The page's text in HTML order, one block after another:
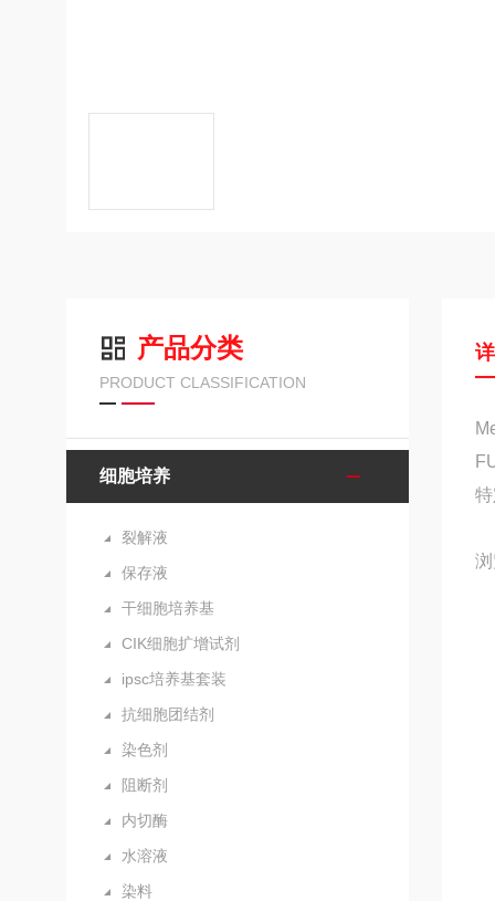
产品分类
PRODUCT CLASSIFICATION
细胞培养
裂解液
保存液
干细胞培养基
CIK细胞扩增试剂
ipsc培养基套装
抗细胞团结剂
染色剂
阻断剂
内切酶
水溶液
染料